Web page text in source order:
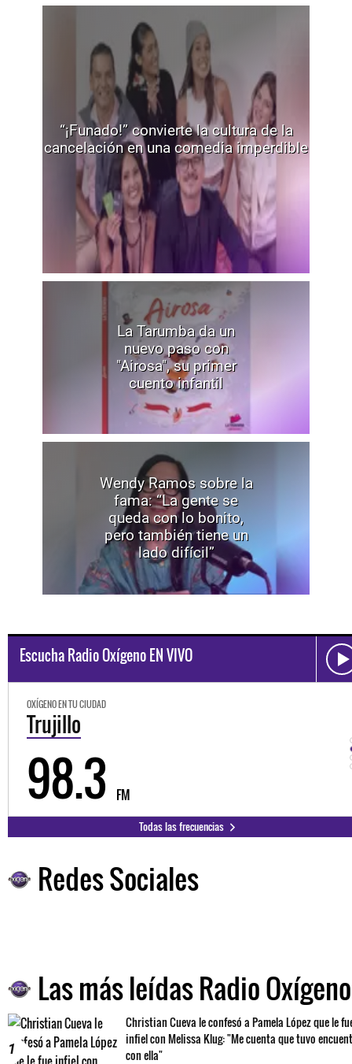
“¡Funado!” convierte la cultura de la
cancelación en una comedia imperdible
La Tarumba da un
nuevo paso con
"Airosa", su primer
cuento infantil
Wendy Ramos sobre la
fama: “La gente se
queda con lo bonito,
pero también tiene un
lado difícil”
Escucha Radio Oxígeno EN VIVO
OXÍGENO EN TU CIUDAD
Trujillo
98.3 FM
Todas las frecuencias
Redes Sociales
Las más leídas Radio Oxígeno
1
Christian Cueva le confesó a Pamela López que le
infiel con Melissa Klug: "Me cuenta que tuvo
con ella"